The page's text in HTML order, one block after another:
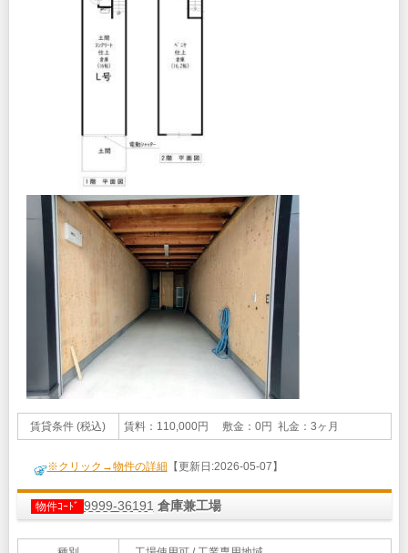
賃貸条件 (税込) 賃料：110,000円 敷金：0円 礼金：3ヶ月
※クリック→物件の詳細 【更新日:2026-05-07】
物件ｺｰﾄﾞ 9999-36191 倉庫兼工場